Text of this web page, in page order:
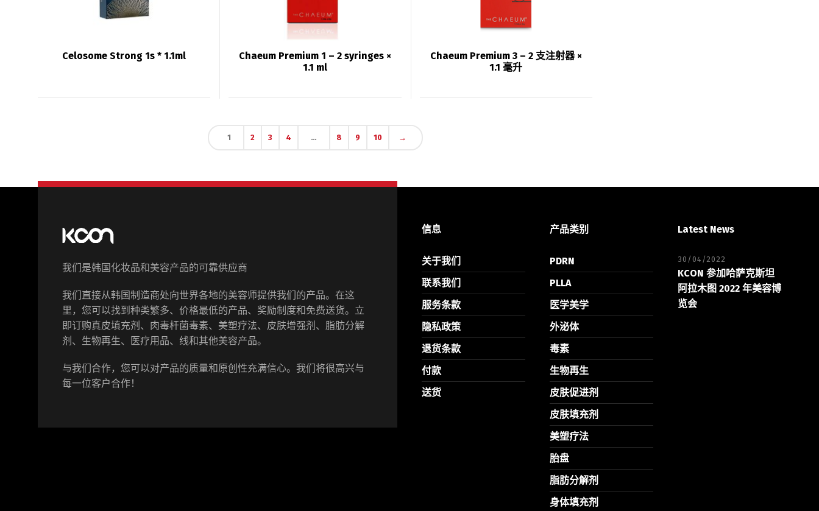
Celosome Strong 1s * 1.1ml
Chaeum Premium 1 – 2 syringes ×
1.1 ml
Chaeum Premium 3 – 2 支注射器 ×
1.1 毫升
1 2 3 4 … 8 9 10 →
我们是韩国化妆品和美容产品的可靠供应商
我们直接从韩国制造商处向世界各地的美容师提供我们的产品。在这
里，您可以找到种类繁多、价格最低的产品、奖励制度和免费送货。立
即订购真皮填充剂、肉毒杆菌毒素、美塑疗法、皮肤增强剂、脂肪分解
剂、生物再生、医疗用品、线和其他美容产品。
与我们合作，您可以对产品的质量和原创性充满信心。我们将很高兴与
每一位客户合作！
信息
关于我们
联系我们
服务条款
隐私政策
退货条款
付款
送货
产品类别
PDRN
PLLA
医学美学
外泌体
毒素
生物再生
皮肤促进剂
皮肤填充剂
美塑疗法
胎盘
脂肪分解剂
身体填充剂
Latest News
30/04/2022
KCON 参加哈萨克斯坦
阿拉木图 2022 年美容博
览会